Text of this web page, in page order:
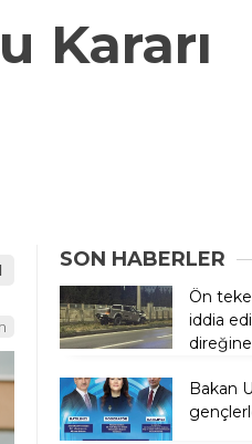
Kararı
SON HABERLER
Ön
iddia
direğine
Bakan